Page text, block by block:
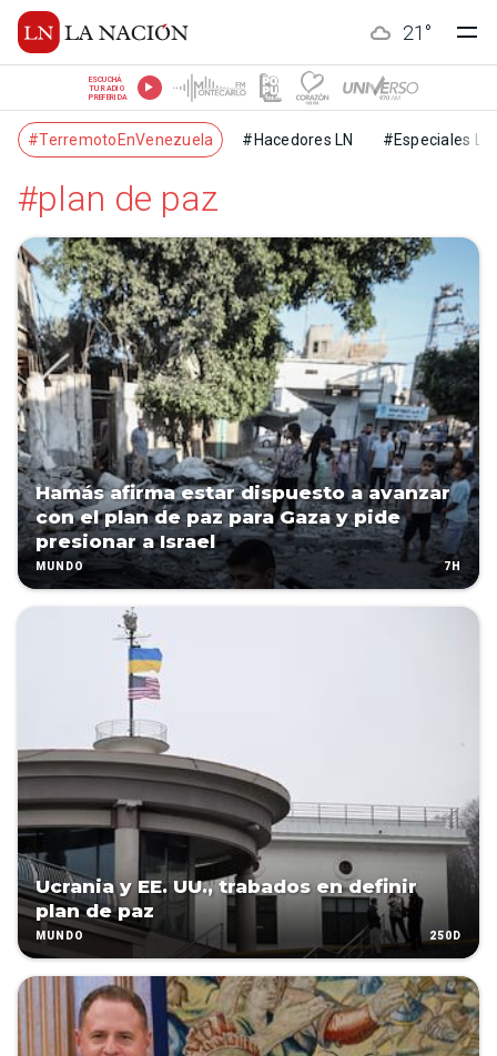
21 °
ESCUCHÁ
TU RADIO
PREFERIDA
#TerremotoEnVenezuela #Hacedores LN #Especiales LN
#plan de paz
Hamás afirma estar dispuesto a avanzar
con el plan de paz para Gaza y pide
presionar a Israel
MUNDO 7H
Ucrania y EE. UU., trabados en definir
plan de paz
MUNDO 250D